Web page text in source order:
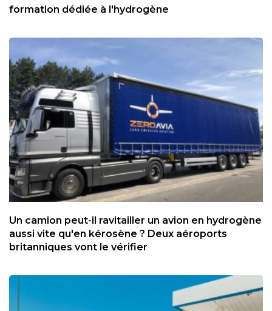
formation dédiée à l'hydrogène
Un camion peut-il ravitailler un avion en hydrogène
aussi vite qu'en kérosène ? Deux aéroports
britanniques vont le vérifier